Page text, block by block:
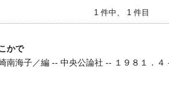
1 件中、 1 件目
かで
南海子／編 -- 中央公論社 -- １９８１．４